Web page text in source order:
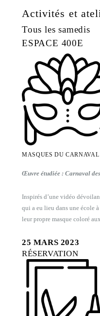
Activités et
Tous les samedis
ESPACE 400E
MASQUES DU
Œuvre étudiée : Carnaval
Inspirés d’une vidéo
qui a eu lieu dans une école
leur propre masque coloré
25 MARS 2023
RÉSERVATION